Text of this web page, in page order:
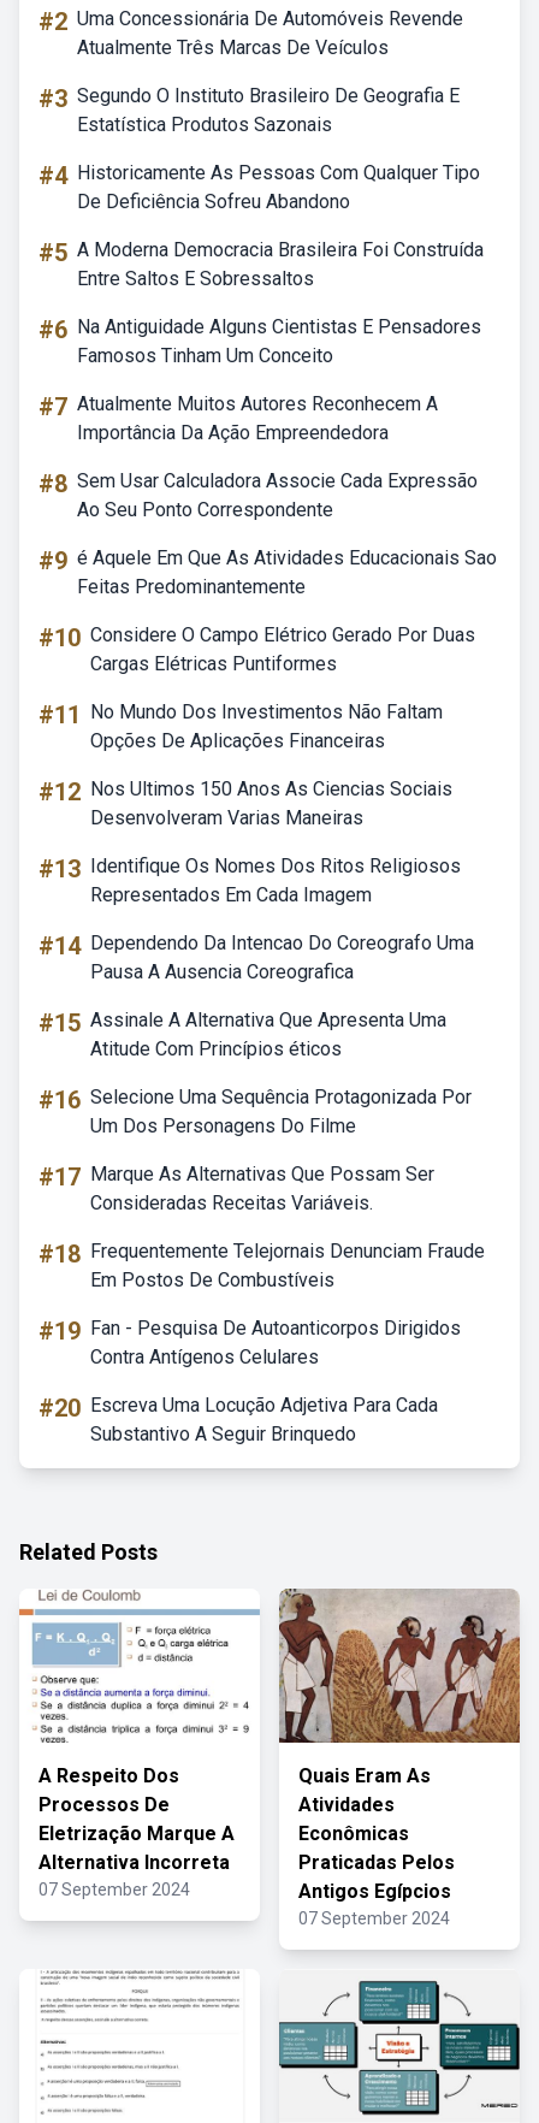
#2 Uma Concessionária De Automóveis Revende
Atualmente Três Marcas De Veículos
#3 Segundo O Instituto Brasileiro De Geografia E
Estatística Produtos Sazonais
#4 Historicamente As Pessoas Com Qualquer Tipo
De Deficiência Sofreu Abandono
#5 A Moderna Democracia Brasileira Foi Construída
Entre Saltos E Sobressaltos
#6 Na Antiguidade Alguns Cientistas E Pensadores
Famosos Tinham Um Conceito
#7 Atualmente Muitos Autores Reconhecem A
Importância Da Ação Empreendedora
#8 Sem Usar Calculadora Associe Cada Expressão
Ao Seu Ponto Correspondente
#9 é Aquele Em Que As Atividades Educacionais Sao
Feitas Predominantemente
#10 Considere O Campo Elétrico Gerado Por Duas
Cargas Elétricas Puntiformes
#11
No Mundo Dos Investimentos Não Faltam
Opções De Aplicações Financeiras
#12 Nos Ultimos 150 Anos As Ciencias Sociais
Desenvolveram Varias Maneiras
#13 Identifique Os Nomes Dos Ritos Religiosos
Representados Em Cada Imagem
#14 Dependendo Da Intencao Do Coreografo Uma
Pausa A Ausencia Coreografica
#15 Assinale A Alternativa Que Apresenta Uma
Atitude Com Princípios éticos
#16 Selecione Uma Sequência Protagonizada Por
Um Dos Personagens Do Filme
#17 Marque As Alternativas Que Possam Ser
Consideradas Receitas Variáveis.
#18 Frequentemente Telejornais Denunciam Fraude
Em Postos De Combustíveis
#19 Fan - Pesquisa De Autoanticorpos Dirigidos
Contra Antígenos Celulares
#20 Escreva Uma Locução Adjetiva Para Cada
Substantivo A Seguir Brinquedo
Related Posts
A Respeito Dos
Processos De
Eletrização Marque A
Alternativa Incorreta
07 September 2024
Quais Eram As
Atividades
Econômicas
Praticadas Pelos
Antigos Egípcios
07 September 2024